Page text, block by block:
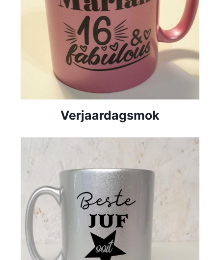
Verjaardagsmok